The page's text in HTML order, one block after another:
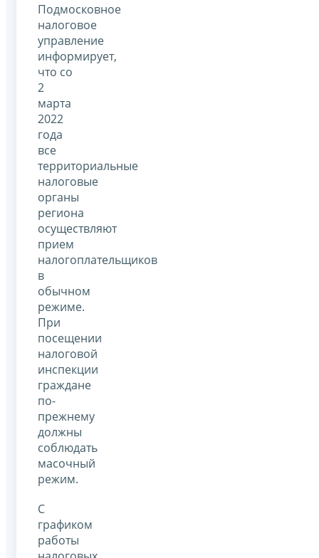
Подмосковное
налоговое
управление
информирует,
что со
2
марта
2022
года
все
территориальные
налоговые
органы
региона
осуществляют
прием
налогоплательщиков
в
обычном
режиме.
При
посещении
налоговой
инспекции
граждане
по-
прежнему
должны
соблюдать
масочный
режим.
С
графиком
работы